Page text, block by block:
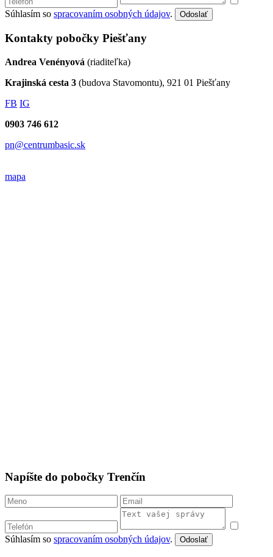
Súhlasím so spracovaním osobných údajov. Odoslať
Kontakty pobočky Piešťany
Andrea Venényová (riaditeľka)
Krajinská cesta 3 (budova Stavomontu), 921 01 Piešťany
FB IG
0903 746 612
pn@centrumbasic.sk
mapa
Napíšte do pobočky Trenčín
Súhlasím so spracovaním osobných údajov. Odoslať